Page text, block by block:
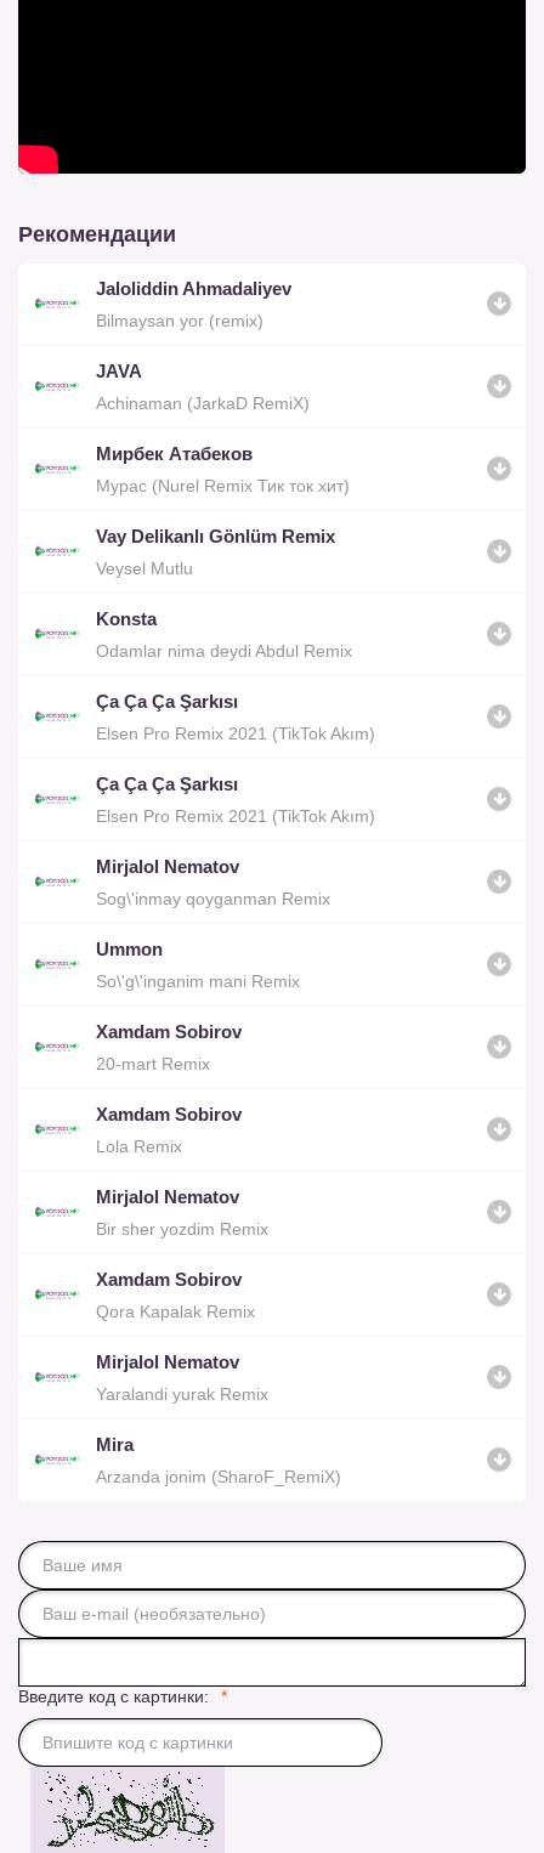
Рекомендации
Jaloliddin Ahmadaliyev
Bilmaysan yor (remix)
JAVA
Achinaman (JarkaD RemiX)
Мирбек Атабеков
Мурас (Nurel Remix Тик ток хит)
Vay Delikanlı Gönlüm Remix
Veysel Mutlu
Konsta
Odamlar nima deydi Abdul Remix
Ça Ça Ça Şarkısı
Elsen Pro Remix 2021 (TikTok Akım)
Ça Ça Ça Şarkısı
Elsen Pro Remix 2021 (TikTok Akım)
Mirjalol Nematov
Sog\'inmay qoyganman Remix
Ummon
So\'g\'inganim mani Remix
Xamdam Sobirov
20-mart Remix
Xamdam Sobirov
Lola Remix
Mirjalol Nematov
Bir sher yozdim Remix
Xamdam Sobirov
Qora Kapalak Remix
Mirjalol Nematov
Yaralandi yurak Remix
Mira
Arzanda jonim (SharoF_RemiX)
Введите код с картинки: